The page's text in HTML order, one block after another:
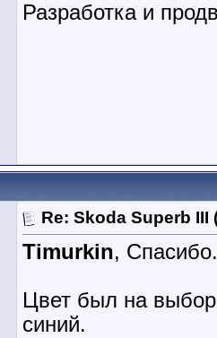
Разработка и
Re: Skoda Superb III
Timurkin, Спасибо.
Цвет был на
синий.